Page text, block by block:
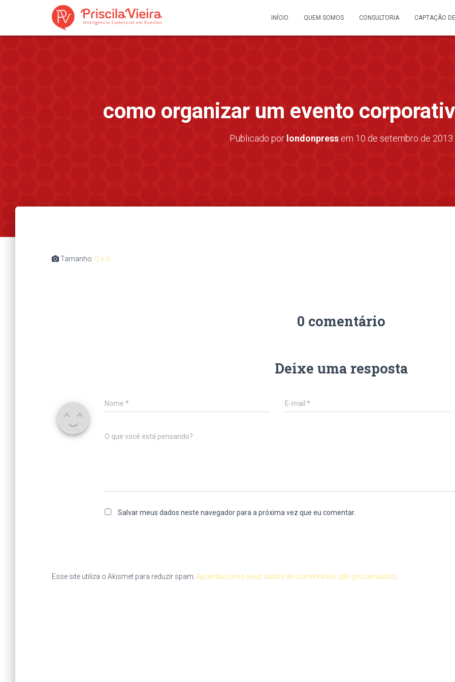
INÍCIO QUEM SOMOS CONSULTORIA CAPTAÇÃO
como organizar um evento
Publicado por londonpress em 10 de setembro de 2013
Tamanho: 0 × 0
0 comentário
Deixe uma resposta
Nome * E-mail*
O que você está pensando?
Salvar meus dados neste navegador para a próxima vez que eu comentar.
Esse site utiliza o Akismet para reduzir spam. Aprenda como seus dados de comentários são processados